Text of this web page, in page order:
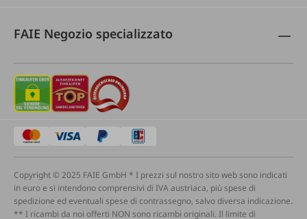
FAIE Negozio specializzato
Copyright © 2025 FAIE GmbH * I prezzi sul nostro sito web sono indicati
in euro e si intendono comprensivi di IVA austriaca, più spese di
spedizione ed eventuali spese di contrassegno, salvo diversa indicazione.
** I ricambi da noi offerti NON sono ricambi originali. Il limite di